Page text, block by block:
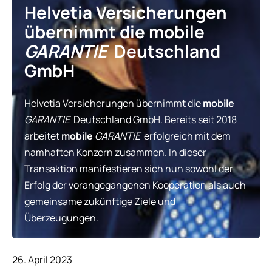
Helvetia Versicherungen
übernimmt diemobile
GARANTIEDeutschland
GmbH
Helvetia Versicherungen übernimmt diemobile
GARANTIE Deutschland GmbH. Bereits seit 2018
arbeitetmobile GARANTIEerfolgreich mit dem
namhaften Konzern zusammen. In dieser
Transaktion manifestieren sich nun sowohl der
Erfolg der vorangegangenen Kooperation als auch
gemeinsame zukünftige Ziele und
Überzeugungen.
26. April 2023